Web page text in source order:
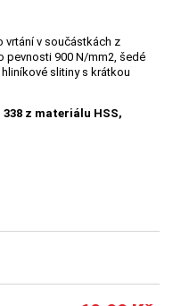
vrtání v součástkách z
pevnosti 900 N/mm2, šedé
slitiny s krátkou
338 z materiálu HSS,